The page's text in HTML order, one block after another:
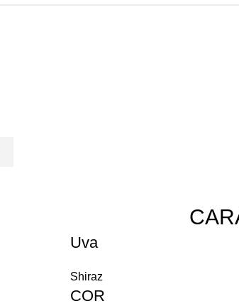
Uva
Shiraz
COR